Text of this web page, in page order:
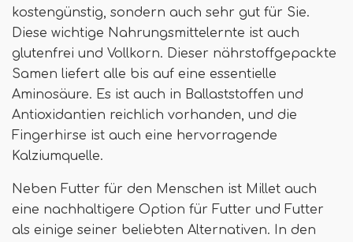
kostengünstig, sondern auch sehr gut für Sie.
Diese wichtige Nahrungsmittelernte ist auch
glutenfrei und Vollkorn. Dieser nährstoffgepackte
Samen liefert alle bis auf eine essentielle
Aminosäure. Es ist auch in Ballaststoffen und
Antioxidantien reichlich vorhanden, und die
Fingerhirse ist auch eine hervorragende
Kalziumquelle.
Neben Futter für den Menschen ist Millet auch
eine nachhaltigere Option für Futter und Futter
als einige seiner beliebten Alternativen. In den